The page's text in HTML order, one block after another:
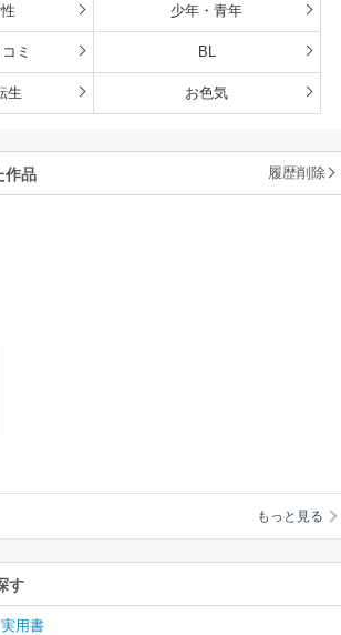
少年・青年
ミ BL
生 お色気
作品 履歴削除
もっと見る
す
用書